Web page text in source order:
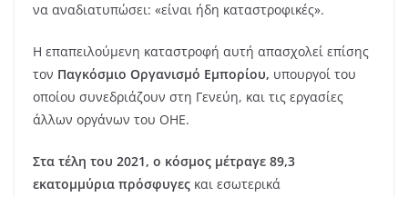
να αναδιατυπώσει: «είναι ήδη καταστροφικές».
Η επαπειλούμενη καταστροφή αυτή απασχολεί επίσης
τον Παγκόσμιο Οργανισμό Εμπορίου, υπουργοί του
οποίου συνεδριάζουν στη Γενεύη, και τις εργασίες
άλλων οργάνων του ΟΗΕ.
Στα τέλη του 2021, ο κόσμος μέτραγε 89,3
εκατομμύρια πρόσφυγες και εσωτερικά